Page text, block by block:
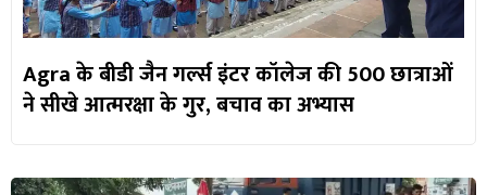
Agra के बीडी जैन गर्ल्स इंटर कॉलेज की 500 छात्राओं
ने सीखे आत्मरक्षा के गुर, बचाव का अभ्यास